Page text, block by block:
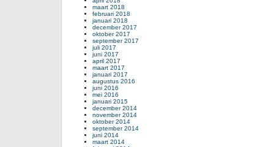
maart 2018
februari 2018
januari 2018
december 2017
oktober 2017
september 2017
juli 2017
juni 2017
april 2017
maart 2017
januari 2017
augustus 2016
juni 2016
mei 2016
januari 2015
december 2014
november 2014
oktober 2014
september 2014
juni 2014
maart 2014